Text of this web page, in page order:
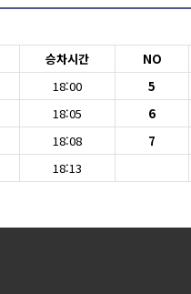
승차시간 NO
18:00 5
18:05 6
18:08 7
18:13